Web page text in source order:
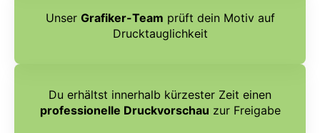
Unser Grafiker-Team prüft dein Motiv auf
Drucktauglichkeit
Du erhältst innerhalb kürzester Zeit einen
professionelle Druckvorschau zur Freigabe